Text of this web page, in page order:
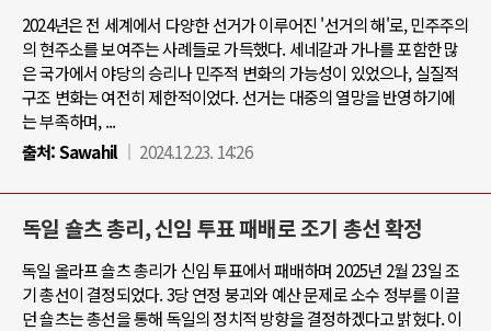
2024년은 전 세계에서 다양한 선거가 이루어진 '선거의 해'로, 민주주의
의 현주소를 보여주는 사례들로 가득했다. 세네갈과 가나를 포함한 많
은 국가에서 야당의 승리나 민주적 변화의 가능성이 있었으나, 실질적
구조 변화는 여전히 제한적이었다. 선거는 대중의 열망을 반영하기에
는 부족하며, ...
출처:Sawahil 2024.12.23. 14:26
독일 숄츠 총리, 신임 투표 패배로 조기 총선 확정
독일 올라프 숄츠 총리가 신임 투표에서 패배하며 2025년 2월 23일 조
기 총선이 결정되었다. 3당 연정 붕괴와 예산 문제로 소수 정부를 이끌
던 숄츠는 총선을 통해 독일의 정치적 방향을 결정하겠다고 밝혔다. 이